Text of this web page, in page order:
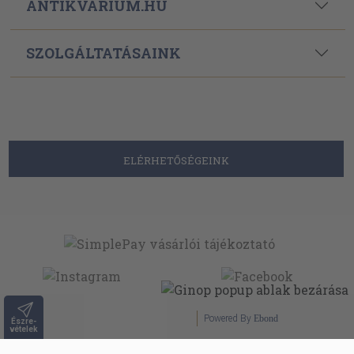
Észre-
vételek
ANTIKVÁRIUM.HU
SZOLGÁLTATÁSAINK
ELÉRHETŐSÉGEINK
Powered By Ebond